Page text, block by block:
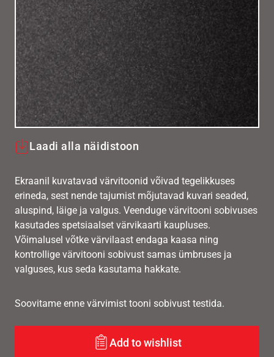
Laadi alla näidistoon
Ekraanil kuvatavad värvitoonid võivad tegelikkuses
erineda, sest nende tajumist mõjutavad kuvari seaded,
aluspind, läige ja valgus. Veenduge värvitooni sobivuses
kasutades spetsiaalset värvikaarti kaupluses.
Võimalusel võtke värvilaast endaga kaasa ning
kontrollige värvitooni sobivust samas ümbruses ja
valguses, kus seda kasutama hakkate.
Soovitame enne värvimist tooni sobivust testida.
Add to wishlist